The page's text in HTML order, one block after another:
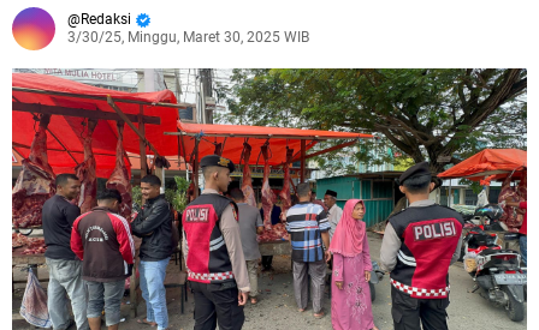
Redaksi
3/30/25, Minggu, Maret 30, 2025 WIB